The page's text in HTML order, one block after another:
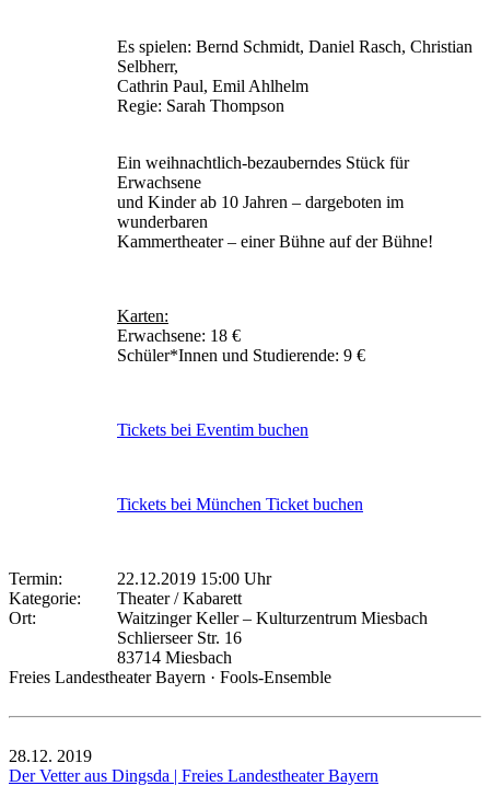
Es spielen: Bernd Schmidt, Daniel Rasch, Christian
Selbherr,
Cathrin Paul, Emil Ahlhelm
Regie: Sarah Thompson
Ein weihnachtlich-bezauberndes Stück für
Erwachsene
und Kinder ab 10 Jahren – dargeboten im
wunderbaren
Kammertheater – einer Bühne auf der Bühne!
Karten:
Erwachsene: 18 €
Schüler*Innen und Studierende: 9 €
Tickets bei Eventim buchen
Tickets bei München Ticket buchen
Termin:
22.12.2019 15:00 Uhr
Kategorie:
Theater / Kabarett
Ort:
Waitzinger Keller – Kulturzentrum Miesbach
Schlierseer Str. 16
83714 Miesbach
Freies Landestheater Bayern · Fools-Ensemble
28.12. 2019
Der Vetter aus Dingsda | Freies Landestheater Bayern